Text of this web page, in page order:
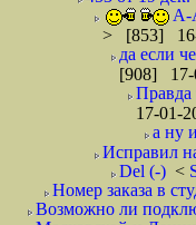
А-
> [853] 16-
да если
[908] 17-
Правда
17-01-
а ну
Исправил
Del (-) <
Номер заказа в
Возможно ли